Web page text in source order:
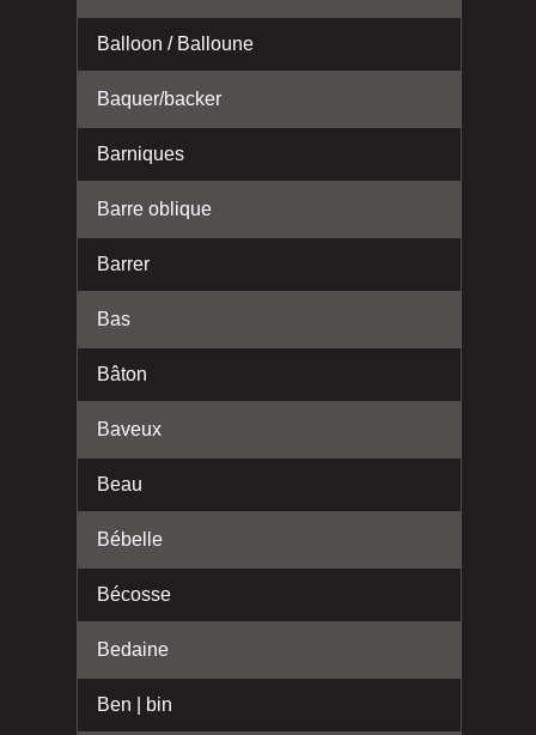
Balloon / Balloune
Baquer/backer
Barniques
Barre oblique
Barrer
Bas
Bâton
Baveux
Beau
Bébelle
Bécosse
Bedaine
Ben | bin